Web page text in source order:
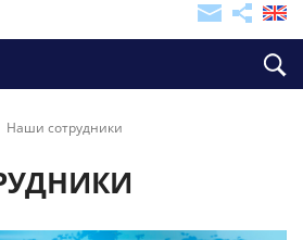
Наши сотрудники